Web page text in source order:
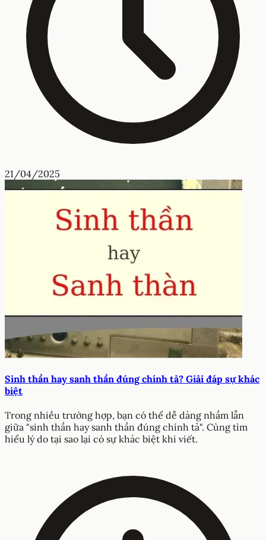
21/04/2025
Sinh thần hay sanh thần đúng chính tả? Giải đáp sự khác
biệt
Trong nhiều trường hợp, bạn có thể dễ dàng nhầm lẫn
giữa "sinh thần hay sanh thần đúng chính tả". Cùng tìm
hiểu lý do tại sao lại có sự khác biệt khi viết.